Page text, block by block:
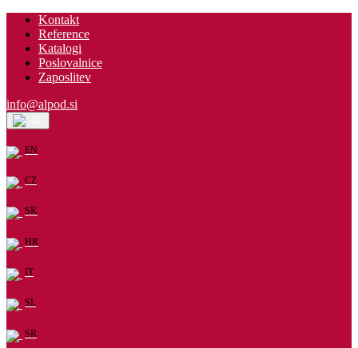
Kontakt
Reference
Katalogi
Poslovalnice
Zaposlitev
info@alpod.si
EN
CZ
SK
HR
IT
SL
SR